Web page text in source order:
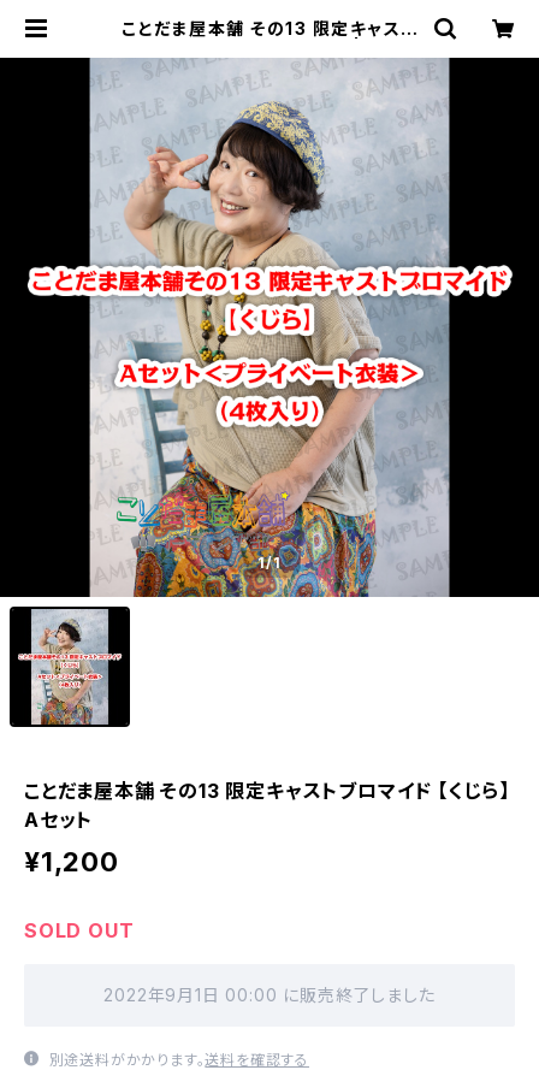
ことだま屋本舗 その13 限定キャスト
ま屋本舗 オフィシャルWEBショップ
1/1
ことだま屋本舗 その13 限定キャストブロマイド 【くじら】
Aセット
¥1,200
SOLD OUT
2022年9月1日 00:00 に販売終了しました
別途送料がかかります。送料を確認する